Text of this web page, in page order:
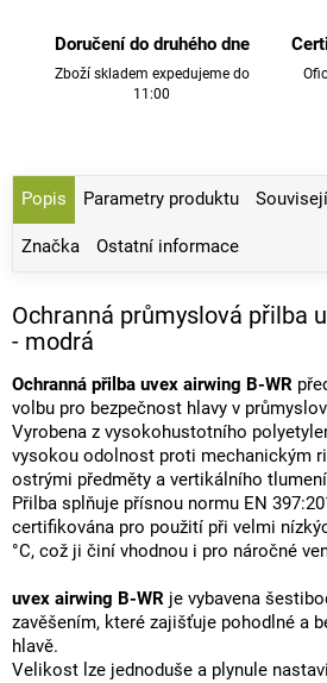
Doručení do druhého dne
Zboží skladem expedujeme do
11:00
Popis Parametry produktu
Značka Ostatní informace
Ochranná průmyslová přilba
- modrá
Ochranná přilba uvex airwing B-WR
volbu pro bezpečnost hlavy v
Vyrobena z vysokohustotního
vysokou odolnost proti mechanickým
ostrými předměty a vertikálního
Přilba splňuje přísnou normu EN
certifikována pro použití při velmi
°C, což ji činí vhodnou i pro náročné
uvex airwing B-WR je vybavena
zavěšením, které zajišťuje pohodlné a
hlavě.
Velikost lze jednoduše a plynule